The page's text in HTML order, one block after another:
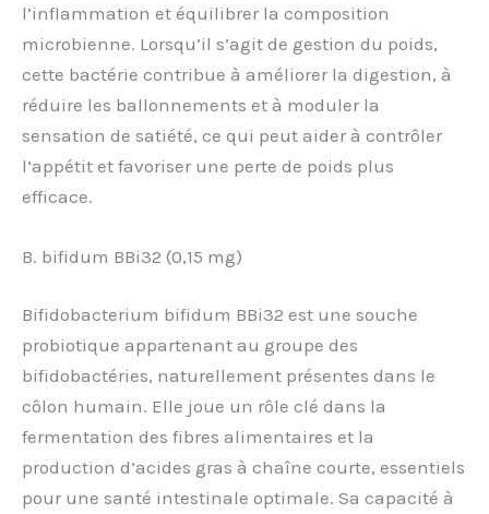
l’inflammation et équilibrer la composition
microbienne. Lorsqu’il s’agit de gestion du poids,
cette bactérie contribue à améliorer la digestion, à
réduire les ballonnements et à moduler la
sensation de satiété, ce qui peut aider à contrôler
l’appétit et favoriser une perte de poids plus
efficace.
B. bifidum BBi32 (0,15 mg)
Bifidobacterium bifidum BBi32 est une souche
probiotique appartenant au groupe des
bifidobactéries, naturellement présentes dans le
côlon humain. Elle joue un rôle clé dans la
fermentation des fibres alimentaires et la
production d’acides gras à chaîne courte, essentiels
pour une santé intestinale optimale. Sa capacité à